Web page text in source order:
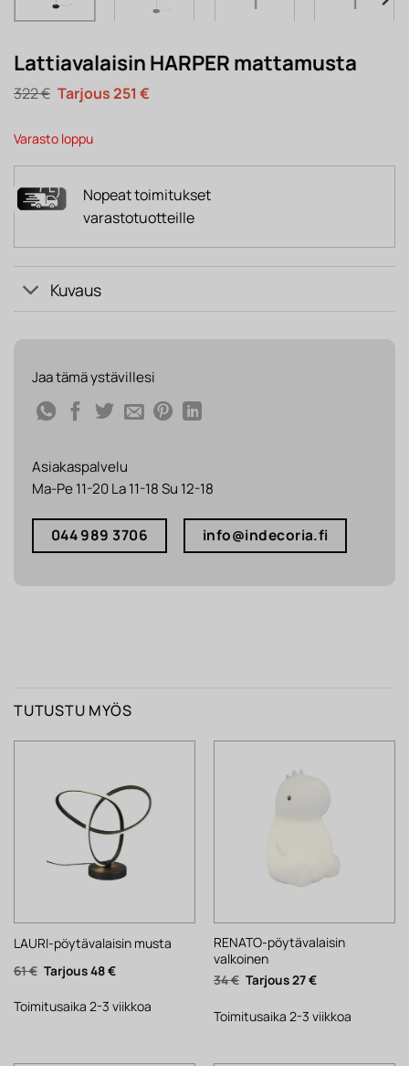
Lattiavalaisin HARPER mattamusta
322€ Alkuperäinen
hinta
322 €.
251 €Nykyinen
Varasto loppu
Nopeat toimitukset
varastotuotteille
Kuvaus
Jaa tämä ystävillesi
Asiakaspalvelu
Ma-Pe 11-20 La 11-18 Su 12-18
044 989 3706 info@indecoria.fi
TUTUSTU MYÖS
LAURI-pöytävalaisin musta
61€ Alkuperäinen
hinta
61 €.
48€Nykyinen
48 €.
Toimitusaika 2-3 viikkoa
RENATO-pöytävalaisin
valkoinen
34€ Alkuperäinen
hinta
34 €.
27€Nykyinen
27 €.
Toimitusaika 2-3 viikkoa